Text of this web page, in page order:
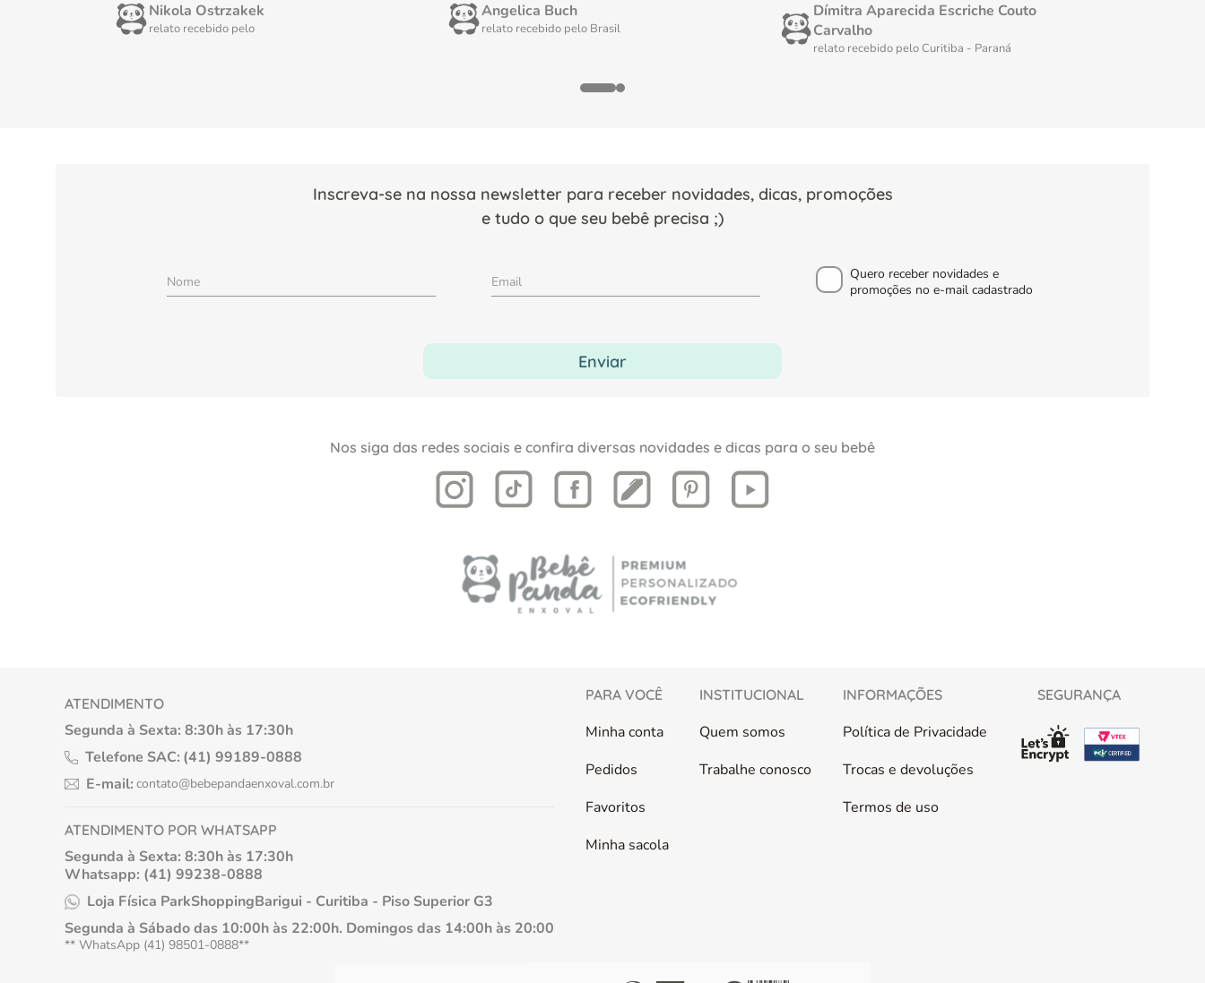
Nikola Ostrzakek
relato recebido pelo
Angelica Buch
relato recebido pelo Brasil
Dímitra Aparecida Escriche Couto
Carvalho
relato recebido pelo Curitiba - Paraná
Inscreva-se na nossa newsletter para receber novidades, dicas, promoções
e tudo o que seu bebê precisa ;)
Quero receber novidades e
promoções no e-mail cadastrado
Enviar
Nos siga das redes sociais e confira diversas novidades e dicas para o seu bebê
ATENDIMENTO
Segunda à Sexta: 8:30h às 17:30h
Telefone SAC: (41) 99189-0888
E-mail: contato@bebepandaenxoval.com.br
ATENDIMENTO POR WHATSAPP
Segunda à Sexta: 8:30h às 17:30h
Whatsapp: (41) 99238-0888
Loja Física ParkShoppingBarigui - Curitiba - Piso Superior G3
Segunda à Sábado das 10:00h às 22:00h. Domingos das 14:00h às 20:00
** WhatsApp (41) 98501-0888**
PARA VOCÊ
Minha conta
Pedidos
Favoritos
Minha sacola
INSTITUCIONAL
Quem somos
Trabalhe conosco
INFORMAÇÕES
Política de Privacidade
Trocas e devoluções
Termos de uso
SEGURANÇA